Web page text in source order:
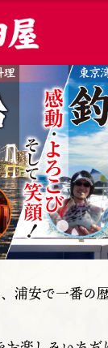
浦安で一番の